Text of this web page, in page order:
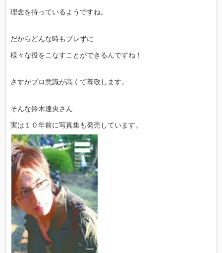
理念を持っているようですね。
だからどんな時もブレずに
様々な役をこなすことができるんですね！
さすがプロ意識が高くて尊敬します。
そんな鈴木達央さん
実は１０年前に写真集も発売しています。